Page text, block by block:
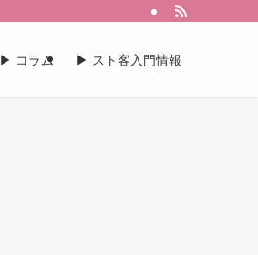
▶︎ コラム ▶︎ スト客入門情報